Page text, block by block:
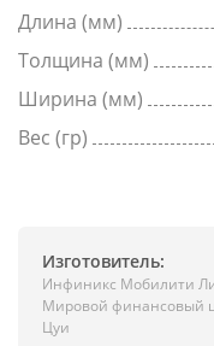
Длина (мм)
Толщина (мм)
Ширина (мм)
Вес (гр)
Изготовитель:
Инфиникс Мобилити
Мировой финансовый
Цуи